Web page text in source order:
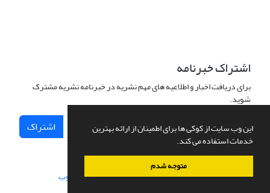
این وب سایت از کوکی ها برای اطمینان از ارائه بهترین
خدمات استفاده می کند.
متوجه شدم
اشتراک خبرنامه
برای دریافت اخبار و اطلاعیه های مهم نشریه در خبرنامه نشریه مشترک
شوید.
اشتراک
سامانه مدیریت نشریات علمی.طراحی و پیاده سازی از سیناوب